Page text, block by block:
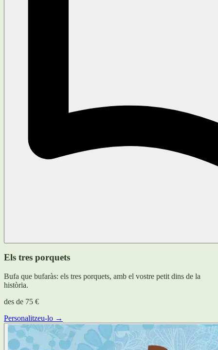
Els tres porquets
Bufa que bufaràs: els tres porquets, amb el vostre petit dins de la
història.
des de 75 €
Personalitzeu-lo →